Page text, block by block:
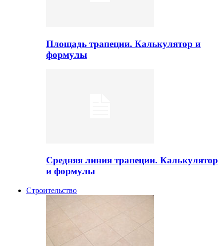
Площадь трапеции. Калькулятор и
формулы
Средняя линия трапеции. Калькулятор
и формулы
Строительство